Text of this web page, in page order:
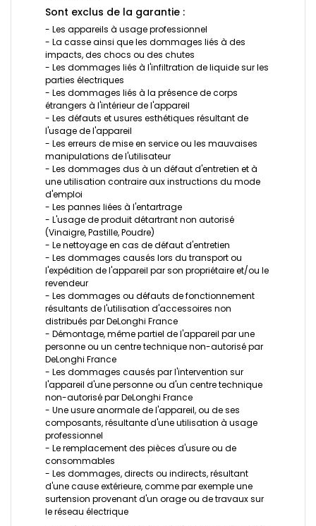
Sont exclus de la garantie :
- Les appareils à usage professionnel
- La casse ainsi que les dommages liés à des
impacts, des chocs ou des chutes
- Les dommages liés à l'infiltration de liquide sur les
parties électriques
- Les dommages liés à la présence de corps
étrangers à l'intérieur de l'appareil
- Les défauts et usures esthétiques résultant de
l'usage de l'appareil
- Les erreurs de mise en service ou les mauvaises
manipulations de l'utilisateur
- Les dommages dus à un défaut d'entretien et à
une utilisation contraire aux instructions du mode
d'emploi
- Les pannes liées à l'entartrage
- L'usage de produit détartrant non autorisé
(Vinaigre, Pastille, Poudre)
- Le nettoyage en cas de défaut d'entretien
- Les dommages causés lors du transport ou
l'expédition de l'appareil par son propriétaire et/ou le
revendeur
- Les dommages ou défauts de fonctionnement
résultants de l'utilisation d'accessoires non
distribués par DeLonghi France
- Démontage, même partiel de l'appareil par une
personne ou un centre technique non-autorisé par
DeLonghi France
- Les dommages causés par l'intervention sur
l'appareil d'une personne ou d'un centre technique
non-autorisé par DeLonghi France
- Une usure anormale de l'appareil, ou de ses
composants, résultante d'une utilisation à usage
professionnel
- Le remplacement des pièces d'usure ou de
consommables
- Les dommages, directs ou indirects, résultant
d'une cause extérieure, comme par exemple une
surtension provenant d'un orage ou de travaux sur
le réseau électrique